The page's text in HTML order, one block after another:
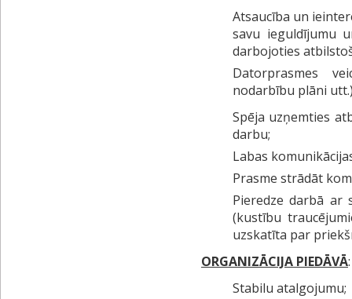
Atsaucība un
savu ieguldījumu
darbojoties
Datorprasmes
nodarbību plāni
Spēja uzņemties
darbu;
Labas
Prasme strādāt
Pieredze darbā ar
(kustību
uzskatīta par
ORGANIZĀCIJA PIEDĀVĀ:
Stabilu atalgojumu;